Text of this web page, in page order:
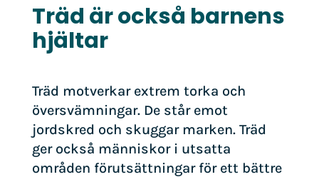
Träd är också barnens
hjältar
Träd motverkar extrem torka och
översvämningar. De står emot
jordskred och skuggar marken. Träd
ger också människor i utsatta
områden förutsättningar för ett bättre